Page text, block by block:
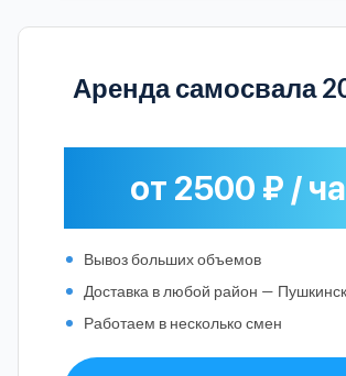
Аренда самосвала
от 2500 ₽ /
Вывоз больших объемов
Доставка в любой район —
Работаем в несколько смен